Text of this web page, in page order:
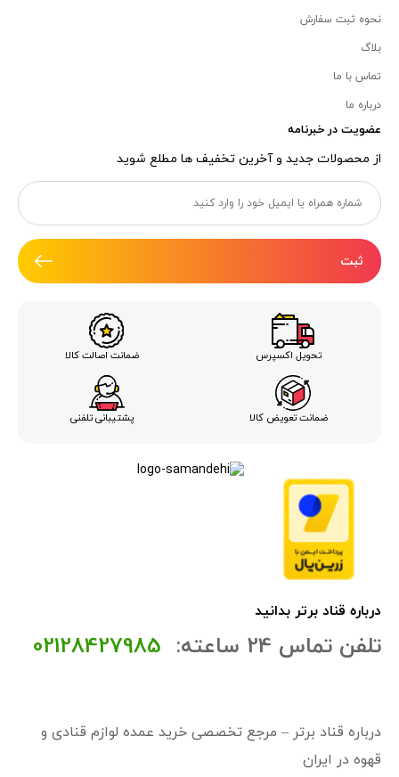
نحوه ثبت سفارش
بلاگ
تماس با ما
درباره ما
عضویت در خبرنامه
از محصولات جدید و آخرین تخفیف ها مطلع شوید
ثبت
تحویل اکسپرس ضمانت اصالت کالا
ضمانت تعویض کالا پشتیبانی تلفنی
درباره قناد برتر بدانید
تلفن تماس 24 ساعته: 02128427985
درباره قناد برتر – مرجع تخصصی خرید عمده لوازم قنادی و
قهوه در ایران